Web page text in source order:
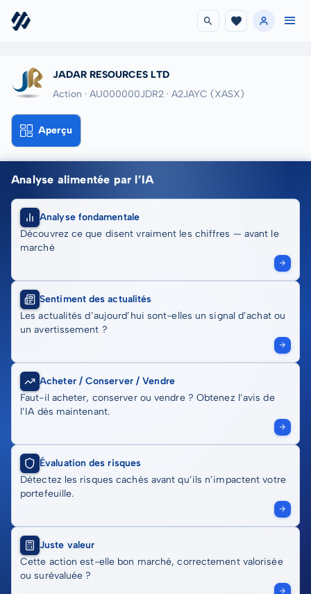
JADAR RESOURCES LTD
Action · AU000000JDR2 · A2JAYC (XASX)
Aperçu
Analyse alimentée par l’IA
Analyse fondamentale
Découvrez ce que disent vraiment les chiffres — avant le
marché
Sentiment des actualités
Les actualités d’aujourd’hui sont-elles un signal d’achat ou
un avertissement ?
Acheter / Conserver / Vendre
Faut-il acheter, conserver ou vendre ? Obtenez l’avis de
l’IA dès maintenant.
Évaluation des risques
Détectez les risques cachés avant qu’ils n’impactent votre
portefeuille.
Juste valeur
Cette action est-elle bon marché, correctement valorisée
ou surévaluée ?